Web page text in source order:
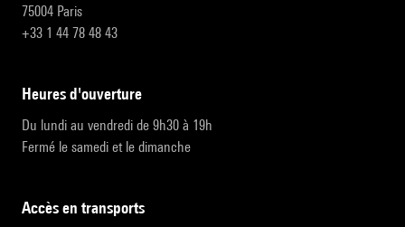
75004 Paris
+33 1 44 78 48 43
heures d'ouverture
Du lundi au vendredi de 9h30 à 19h
Fermé le samedi et le dimanche
accès en transports